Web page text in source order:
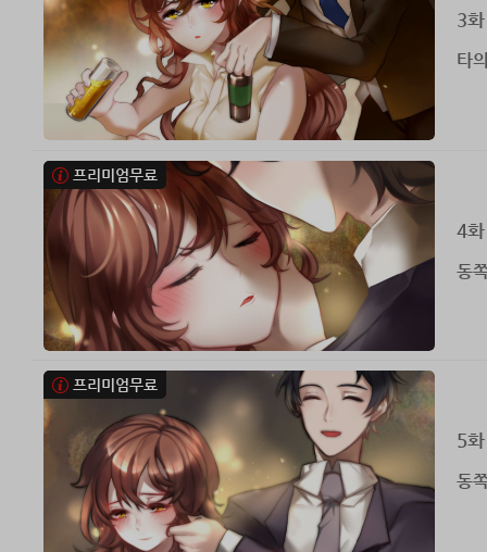
3화
타
프리미엄무료
4화
동
프리미엄무료
5화
동